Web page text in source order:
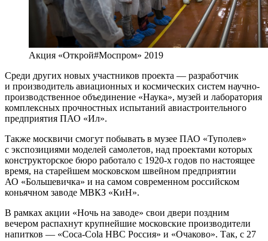
Акция «Открой#Моспром» 2019
Среди других новых участников проекта — разработчик
и производитель авиационных и космических систем научно-
производственное объединение «Наука», музей и лаборатория
комплексных прочностных испытаний авиастроительного
предприятия ПАО «Ил».
Также москвичи смогут побывать в музее ПАО «Туполев»
с экспозициями моделей самолетов, над проектами которых
конструкторское бюро работало с 1920-х годов по настоящее
время, на старейшем московском швейном предприятии
АО «Большевичка» и на самом современном российском
коньячном заводе МВКЗ «КиН».
В рамках акции «Ночь на заводе» свои двери поздним
вечером распахнут крупнейшие московские производители
напитков — «Coca-Cola HBC Россия» и «Очаково». Так, с 27